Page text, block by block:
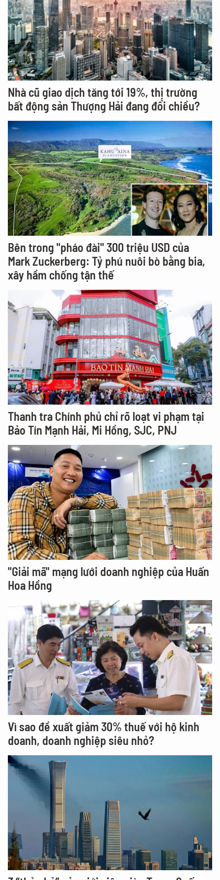
Nhà cũ giao dịch tăng tới 19%, thị trường
bất động sản Thượng Hải đang đổi chiều?
Bên trong "pháo đài" 300 triệu USD của
Mark Zuckerberg: Tỷ phú nuôi bò bằng bia,
xây hầm chống tận thế
Thanh tra Chính phủ chỉ rõ loạt vi phạm tại
Bảo Tín Mạnh Hải, Mi Hồng, SJC, PNJ
"Giải mã" mạng lưới doanh nghiệp của Huấn
Hoa Hồng
Vì sao đề xuất giảm 30% thuế với hộ kinh
doanh, doanh nghiệp siêu nhỏ?